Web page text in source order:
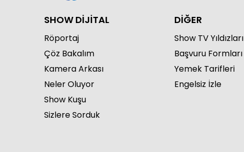
SHOW DİJİTAL
Röportaj
Çöz Bakalım
Kamera Arkası
Neler Oluyor
Show Kuşu
Sizlere Sorduk
DİĞER
Show TV Yıldızları
Başvuru Formları
Yemek Tarifleri
Engelsiz İzle